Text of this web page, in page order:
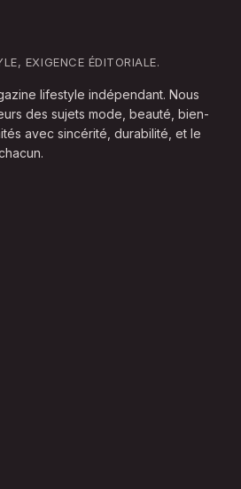
EXIGENCE ÉDITORIALE.
lifestyle indépendant. Nous
des sujets mode, beauté, bien-
avec sincérité, durabilité, et le